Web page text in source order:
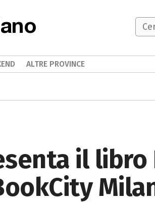
il libro
ALTRE PROVINCE